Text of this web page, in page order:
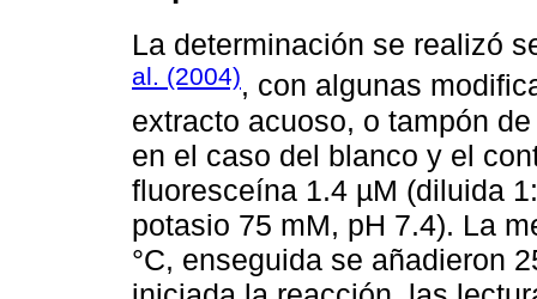
La determinación se realizó
al. (2004), con algunas
extracto acuoso, o tampón
en el caso del blanco y el
fluoresceína 1.4 µM (diluida
potasio 75 mM, pH 7.4). La
°C, enseguida se añadieron